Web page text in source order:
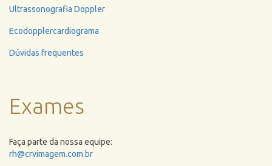
Ultrassonografia Doppler
Ecodopplercardiograma
Dúvidas frequentes
Exames
Faça parte da nossa equipe:
rh@crvimagem.com.br